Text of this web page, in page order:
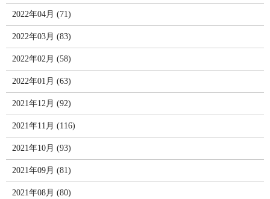
2022年04月 (71)
2022年03月 (83)
2022年02月 (58)
2022年01月 (63)
2021年12月 (92)
2021年11月 (116)
2021年10月 (93)
2021年09月 (81)
2021年08月 (80)